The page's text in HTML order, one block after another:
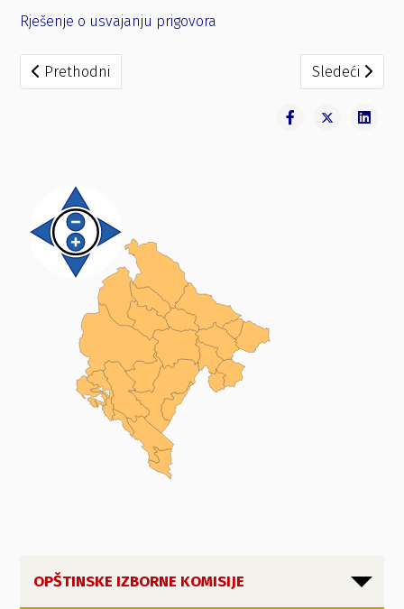
Rješenje o usvajanju prigovora
Prethodni članak: Odluka o ponavljanju izbora za izbor
Prethodni Sledeći
Sledeći
OPŠTINSKE IZBORNE KOMISIJE